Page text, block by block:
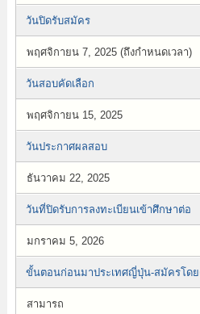
วันปิดรับสมัคร
พฤศจิกายน 7, 2025 (ถึงกำหนดเวลา)
วันสอบคัดเลือก
พฤศจิกายน 15, 2025
วันประกาศผลสอบ
ธันวาคม 22, 2025
วันที่ปิดรับการลงทะเบียนเข้าศึกษาต่อ
มกราคม 5, 2026
ขั้นตอนก่อนมาประเทศญี่ปุ่น-สมัครโดย
สามารถ